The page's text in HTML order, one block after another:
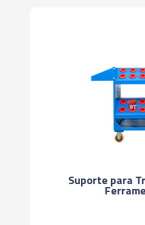
INDUÇÃO TÉRMICA - SHRINK FIT -
TÉRMICA - SHRINK FIT -
TÉRMICA - SHRINK FIT - HSK-
Suporte para